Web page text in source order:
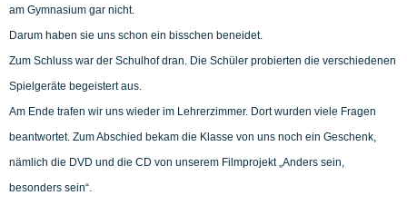
am Gymnasium gar nicht.
Darum haben sie uns schon ein bisschen beneidet.
Zum Schluss war der Schulhof dran. Die Schüler probierten die verschiedenen
Spielgeräte begeistert aus.
Am Ende trafen wir uns wieder im Lehrerzimmer. Dort wurden viele Fragen
beantwortet. Zum Abschied bekam die Klasse von uns noch ein Geschenk,
nämlich die DVD und die CD von unserem Filmprojekt „Anders sein,
besonders sein“.